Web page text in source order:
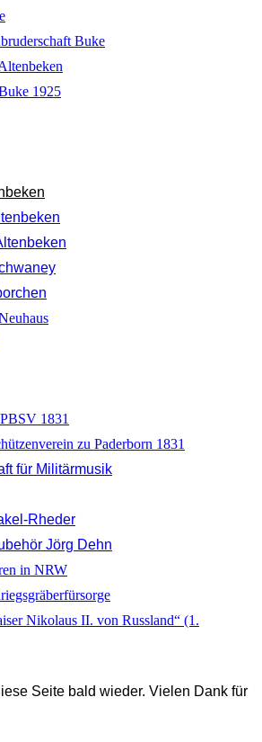
Buke
1925
1831
zu Paderborn 1831
für Militärmusik
Rheder
Jörg Dehn
in NRW
Nikolaus II. von Russland“ (1.
Seite bald wieder. Vielen Dank für